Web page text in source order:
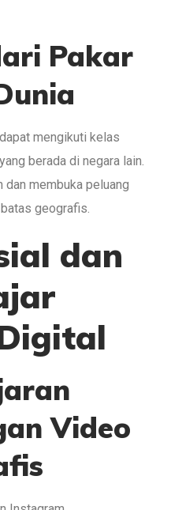
Pakar
mengikuti kelas
berada di negara lain.
dan membuka peluang
geografis.
dan
Video